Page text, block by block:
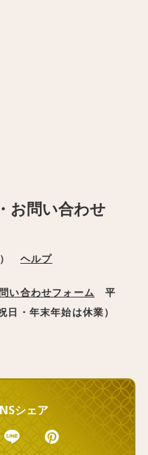
お問い合わせ
）ヘルプ
い合わせフォーム 平
・年末年始は休業）
シェア
Line